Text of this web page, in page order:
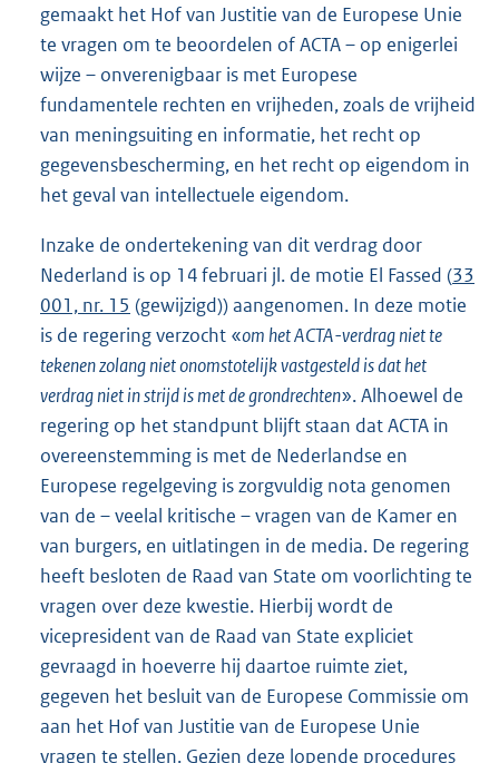
gemaakt het Hof van Justitie van de Europese Unie
te vragen om te beoordelen of ACTA – op enigerlei
wijze – onverenigbaar is met Europese
fundamentele rechten en vrijheden, zoals de vrijheid
van meningsuiting en informatie, het recht op
gegevensbescherming, en het recht op eigendom in
het geval van intellectuele eigendom.
Inzake de ondertekening van dit verdrag door
Nederland is op 14 februari jl. de motie El Fassed (33
001, nr. 15 (gewijzigd)) aangenomen. In deze motie
is de regering verzocht «om het ACTA-verdrag niet te
tekenen zolang niet onomstotelijk vastgesteld is dat het
verdrag niet in strijd is met de grondrechten». Alhoewel de
regering op het standpunt blijft staan dat ACTA in
overeenstemming is met de Nederlandse en
Europese regelgeving is zorgvuldig nota genomen
van de – veelal kritische – vragen van de Kamer en
van burgers, en uitlatingen in de media. De regering
heeft besloten de Raad van State om voorlichting te
vragen over deze kwestie. Hierbij wordt de
vicepresident van de Raad van State expliciet
gevraagd in hoeverre hij daartoe ruimte ziet,
gegeven het besluit van de Europese Commissie om
aan het Hof van Justitie van de Europese Unie
vragen te stellen. Gezien deze lopende procedures